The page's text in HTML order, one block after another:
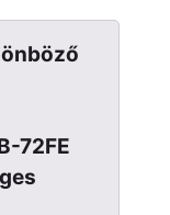
72FE